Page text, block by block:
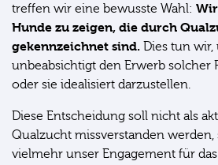
treffen wir eine bewusste Wahl:
Hunde zu zeigen, die durch
gekennzeichnet sind. Dies tun
unbeabsichtigt den Erwerb solcher
oder sie idealisiert darzustellen.
Diese Entscheidung soll nicht als
Qualzucht missverstanden
vielmehr unser Engagement für